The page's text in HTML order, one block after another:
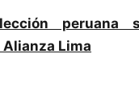
peruana
Lima